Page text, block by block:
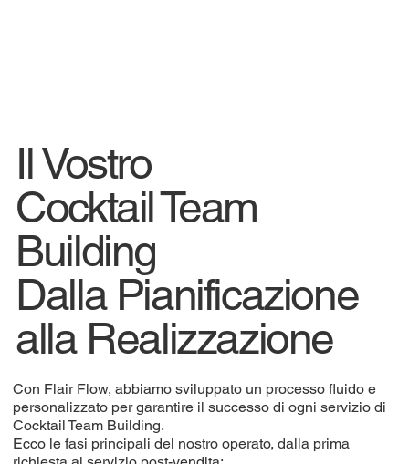
Il Vostro
Cocktail Team
Building
Dalla Pianificazione
alla Realizzazione
Con Flair Flow, abbiamo sviluppato un processo fluido e
personalizzato per garantire il successo di ogni servizio di
Cocktail Team Building.
Ecco le fasi principali del nostro operato, dalla prima